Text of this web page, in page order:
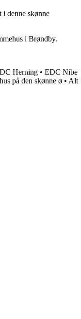
i denne skønne
i Brøndby.
Herning • EDC Nibe
på den skønne ø • Alt